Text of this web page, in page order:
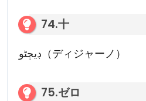
74.十
ڊيڄڻو（ディジャーノ）
75.ゼロ